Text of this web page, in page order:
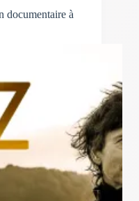
documentaire à